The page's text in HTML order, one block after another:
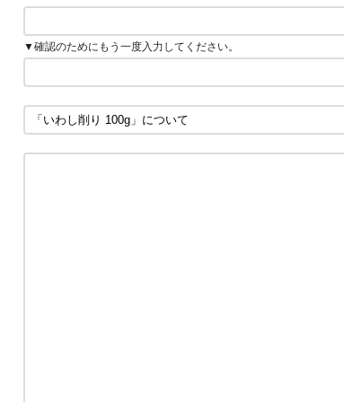
▼確認のためにもう一度入力してください。